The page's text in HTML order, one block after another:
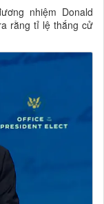
nhiệm Donald
rằng tỉ lệ thắng cử